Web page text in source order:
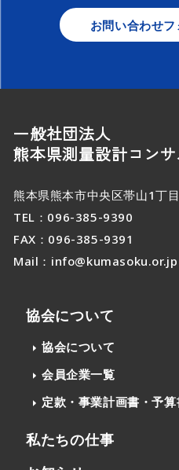
お問い合わせ
一般社団法人
熊本県測量設計コン
熊本県熊本市中央区帯山1丁
TEL： 096-385-9390
FAX：096-385-9391
Mail： info@kumasoku.or.jp
協会について
協会について
会員企業一覧
定款・事業計画書・予算
私たちの仕事